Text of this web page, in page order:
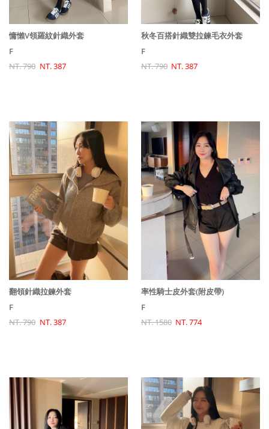
慵懶V領羅紋針織外套
F
NT. 790 NT. 387
秋冬百搭針織雙拉鍊毛衣外套
F
NT. 790 NT. 387
翻領針織拉鍊外套
F
NT. 790 NT. 387
率性騎士皮外套(附皮帶)
F
NT. 1580 NT. 774